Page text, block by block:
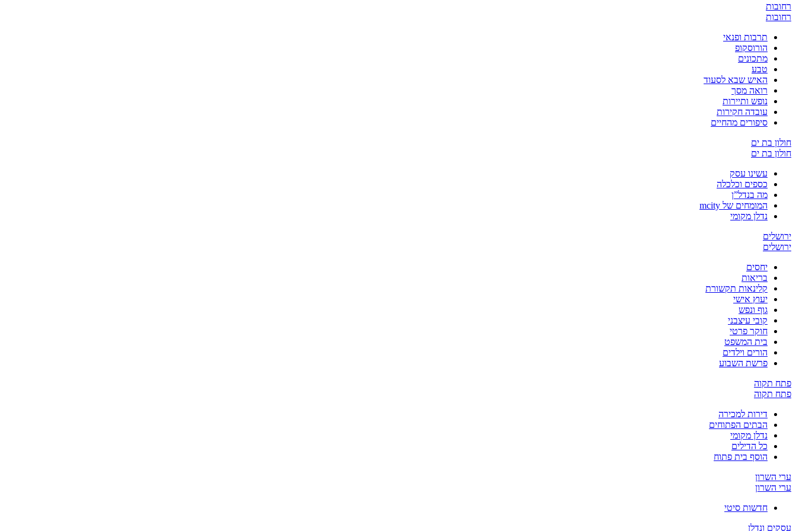
רחובות
רחובות
תרבות ופנאי
הורוסקופ
מתכונים
טבע
האיש שבא לסעוד
רואה מסך
נופש ותיירות
עובדה חקירות
סיפורים מהחיים
חולון בת ים
חולון בת ים
עשינו עסק
כספים וכלכלה
מה בנדל”ן
המומחים של mcity
נדלן מקומי
ירושלים
ירושלים
יחסים
בריאות
קלינאות תקשורת
יעוץ אישי
גוף ונפש
קובי עיצבני
חוקר פרטי
בית המשפט
הורים וילדים
פרשת השבוע
פתח תקוה
פתח תקוה
דירות למכירה
הבתים הפתוחים
נדלן מקומי
כל הדילים
הוסף בית פתוח
ערי השרון
ערי השרון
חדשות סיטי
עסקים ונדלן